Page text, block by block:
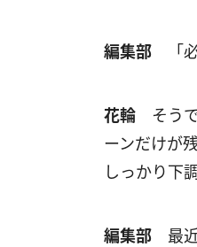
編集部 「
花輪 そう
ーンだけが
しっかり下
編集部 最